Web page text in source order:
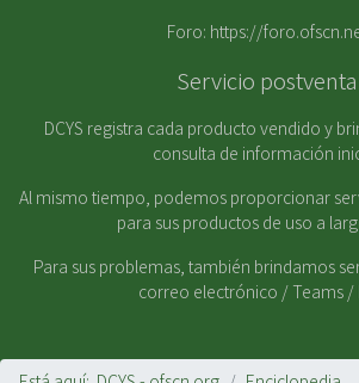
Foro: https://
Servicio postventa
DCYS registra cada producto vendido y
consulta de información
Al mismo tiempo, podemos proporcionar
para sus productos de uso a
Para sus problemas, también brindamos
correo electrónico / Teams /